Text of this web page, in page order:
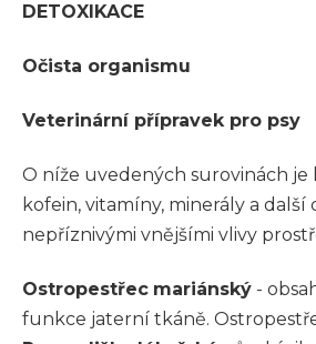
DETOXIKACE
Očista organismu
Veterinární přípravek pro psy
O níže uvedených surovinách
kofein, vitamíny, minerály a
nepříznivými vnějšími vlivy
Ostropestřec mariánský -
funkce jaterní tkáně.